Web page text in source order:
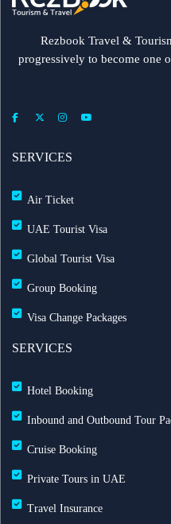
مباشرة إلى ميونيخ عبر
بسبب الأحوال الجوية
| عشاء بحري وزيارة فنية
تشغّل رحلاتها إلى بغداد
آسيا باس لرحلات
متعددة
مع العربية للطيران
Rezbook Travel &
progressively to become one
SERVICES
Air Ticket
UAE Tourist Visa
Global Tourist Visa
Group Booking
Visa Change Packages
SERVICES
Hotel Booking
Inbound and Outbound Tour
Cruise Booking
Private Tours in UAE
Travel Insurance